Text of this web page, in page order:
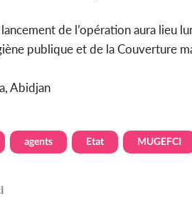
de l’opération aura lieu
publique et de la Couverture
Abidjan
agents Etat MUGEFCI